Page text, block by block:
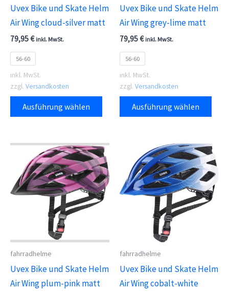
gewählt
werden
Uvex Bike und Skate Helm
Air Wing cloud-silver matt
79,95€ inkl. MwSt.
56-60
inkl. MwSt.
zzgl. Versandkosten
Ausführung wählen
Dieses
Produkt
mehrere
Varianten
auf.
Die
Optionen
der
Produktseite
gewählt
werden
Uvex Bike und Skate Helm
Air Wing grey-lime matt
79,95€ inkl. MwSt.
56-60
inkl. MwSt.
zzgl. Versandkosten
Ausführung wählen
auf.
Die
fahrradhelme
Uvex Bike und Skate Helm
Air Wing plum-pink matt
fahrradhelme
Uvex Bike und Skate Helm
Air Wing cobalt-white